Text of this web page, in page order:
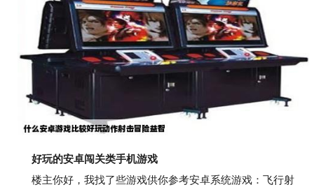
好玩的安卓闯关类手机游戏
楼主你好，我找了些游戏供你参考安卓系统游戏：飞行射